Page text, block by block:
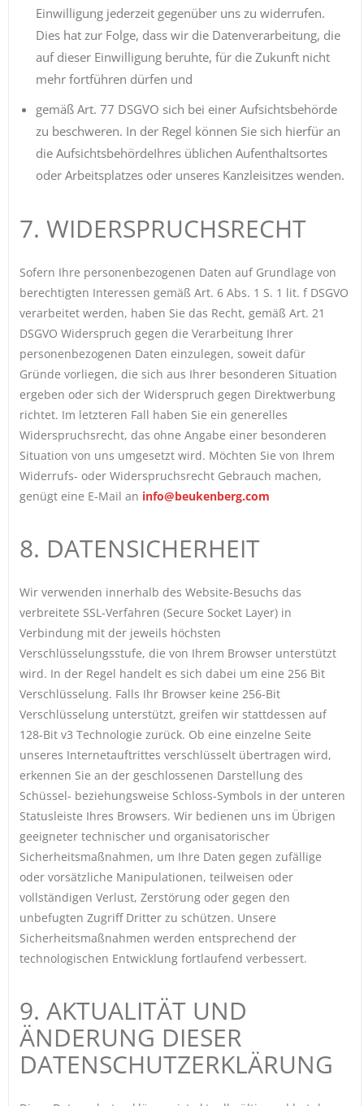
Einwilligung jederzeit gegenüber uns zu widerrufen.
Dies hat zur Folge, dass wir die Datenverarbeitung, die
auf dieser Einwilligung beruhte, für die Zukunft nicht
mehr fortführen dürfen und
gemäß Art. 77 DSGVO sich bei einer Aufsichtsbehörde
zu beschweren. In der Regel können Sie sich hierfür an
die AufsichtsbehördeIhres üblichen Aufenthaltsortes
oder Arbeitsplatzes oder unseres Kanzleisitzes wenden.
7. WIDERSPRUCHSRECHT
Sofern Ihre personenbezogenen Daten auf Grundlage von
berechtigten Interessen gemäß Art. 6 Abs. 1 S. 1 lit. f DSGVO
verarbeitet werden, haben Sie das Recht, gemäß Art. 21
DSGVO Widerspruch gegen die Verarbeitung Ihrer
personenbezogenen Daten einzulegen, soweit dafür
Gründe vorliegen, die sich aus Ihrer besonderen Situation
ergeben oder sich der Widerspruch gegen Direktwerbung
richtet. Im letzteren Fall haben Sie ein generelles
Widerspruchsrecht, das ohne Angabe einer besonderen
Situation von uns umgesetzt wird. Möchten Sie von Ihrem
Widerrufs- oder Widerspruchsrecht Gebrauch machen,
genügt eine E-Mail an info@beukenberg.com
8. DATENSICHERHEIT
Wir verwenden innerhalb des Website-Besuchs das
verbreitete SSL-Verfahren (Secure Socket Layer) in
Verbindung mit der jeweils höchsten
Verschlüsselungsstufe, die von Ihrem Browser unterstützt
wird. In der Regel handelt es sich dabei um eine 256 Bit
Verschlüsselung. Falls Ihr Browser keine 256-Bit
Verschlüsselung unterstützt, greifen wir stattdessen auf
128-Bit v3 Technologie zurück. Ob eine einzelne Seite
unseres Internetauftrittes verschlüsselt übertragen wird,
erkennen Sie an der geschlossenen Darstellung des
Schüssel- beziehungsweise Schloss-Symbols in der unteren
Statusleiste Ihres Browsers. Wir bedienen uns im Übrigen
geeigneter technischer und organisatorischer
Sicherheitsmaßnahmen, um Ihre Daten gegen zufällige
oder vorsätzliche Manipulationen, teilweisen oder
vollständigen Verlust, Zerstörung oder gegen den
unbefugten Zugriff Dritter zu schützen. Unsere
Sicherheitsmaßnahmen werden entsprechend der
technologischen Entwicklung fortlaufend verbessert.
9. AKTUALITÄT UND
ÄNDERUNG DIESER
DATENSCHUTZERKLÄRUNG